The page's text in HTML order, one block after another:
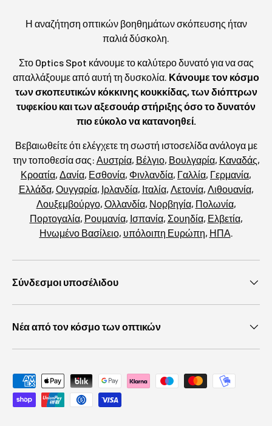
Η αναζήτηση οπτικών βοηθημάτων σκόπευσης ήταν
παλιά δύσκολη.
Στο Optics Spot κάνουμε το καλύτερο δυνατό για να σας
απαλλάξουμε από αυτή τη δυσκολία. Κάνουμε τον κόσμο
των σκοπευτικών κόκκινης κουκκίδας, των διόπτρων
τυφεκίου και των αξεσουάρ στήριξης όσο το δυνατόν
πιο εύκολο να κατανοηθεί.
Βεβαιωθείτε ότι ελέγχετε τη σωστή ιστοσελίδα ανάλογα με
την τοποθεσία σας: Αυστρία, Βέλγιο, Βουλγαρία, Καναδάς,
Κροατία, Δανία, Εσθονία, Φινλανδία, Γαλλία, Γερμανία,
Ελλάδα, Ουγγαρία, Ιρλανδία, Ιταλία, Λετονία, Λιθουανία,
Λουξεμβούργο, Ολλανδία, Νορβηγία, Πολωνία,
Πορτογαλία, Ρουμανία, Ισπανία, Σουηδία, Ελβετία,
Ηνωμένο Βασίλειο, υπόλοιπη Ευρώπη, ΗΠΑ.
Σύνδεσμοι υποσέλιδου
Νέα από τον κόσμο των οπτικών
Αποδεκτές μέθοδοι πληρωμής